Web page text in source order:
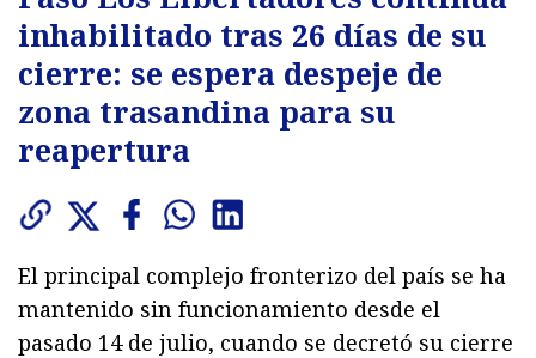
inhabilitado tras 26 días de su
cierre: se espera despeje de
zona trasandina para su
reapertura
El principal complejo fronterizo del país se ha
mantenido sin funcionamiento desde el
pasado 14 de julio, cuando se decretó su cierre